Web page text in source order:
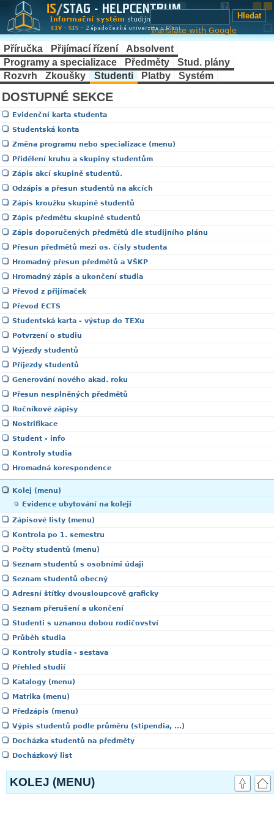
Translate with Google
Příručka Přijímací řízení
Absolvent
Programy a specializace
Předměty
Stud. plány
Rozvrh
Zkoušky Studenti Platby Systém
DOSTUPNÉ SEKCE
Evidenční karta studenta
Studentská konta
Změna programu nebo specializace (menu)
Přidělení kruhu a skupiny studentům
Zápis akcí skupině studentů.
Odzápis a přesun studentů na akcích
Zápis kroužku skupině studentů
Zápis předmětu skupině studentů
Zápis doporučených předmětů dle studijního plánu
Přesun předmětů mezi os. čísly studenta
Hromadný přesun předmětů a VŠKP
Hromadný zápis a ukončení studia
Převod z přijímaček
Převod ECTS
Studentská karta - výstup do TEXu
Potvrzení o studiu
Výjezdy studentů
Příjezdy studentů
Generování nového akad. roku
Přesun nesplněných předmětů
Ročníkové zápisy
Nostrifikace
Student - info
Kontroly studia
Hromadná korespondence
Kolej (menu)
Evidence ubytování na koleji
Zápisové listy (menu)
Kontrola po 1. semestru
Počty studentů (menu)
Seznam studentů s osobními údaji
Seznam studentů obecný
Adresní štítky dvousloupcově graficky
Seznam přerušení a ukončení
Studenti s uznanou dobou rodičovství
Průběh studia
Kontroly studia - sestava
Přehled studií
Katalogy (menu)
Matrika (menu)
Předzápis (menu)
Výpis studentů podle průměru (stipendia, ...)
Docházka studentů na předměty
Docházkový list
KOLEJ (MENU)